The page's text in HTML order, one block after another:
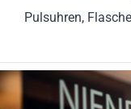
Pulsuhren,